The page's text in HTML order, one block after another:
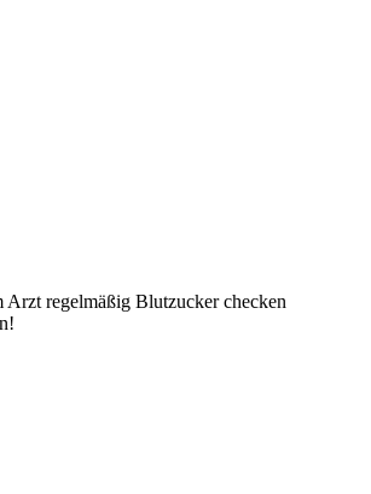
Arzt regelmäßig Blutzucker checken